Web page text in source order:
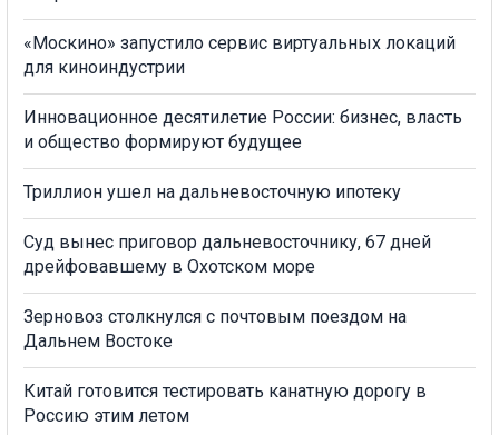
«Москино» запустило сервис виртуальных локаций
для киноиндустрии
Инновационное десятилетие России: бизнес, власть
и общество формируют будущее
Триллион ушел на дальневосточную ипотеку
Суд вынес приговор дальневосточнику, 67 дней
дрейфовавшему в Охотском море
Зерновоз столкнулся с почтовым поездом на
Дальнем Востоке
Китай готовится тестировать канатную дорогу в
Россию этим летом